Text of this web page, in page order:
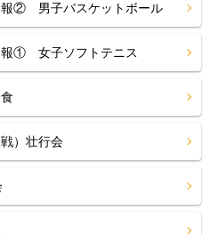
② 男子バスケットボール
① 女子ソフトテニス
）壮行会